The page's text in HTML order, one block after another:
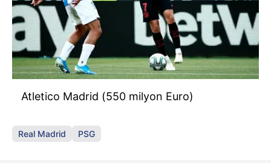
Atletico Madrid (550 milyon Euro)
Real Madrid PSG